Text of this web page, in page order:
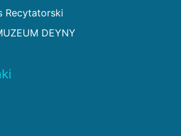
Recytatorski
DEYNY